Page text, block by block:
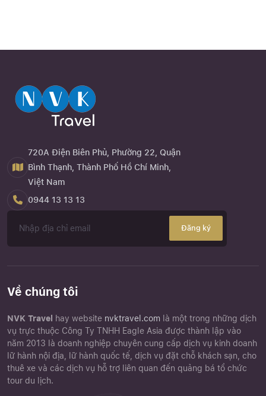
720A Điện Biên Phủ, Phường 22, Quận
Bình Thạnh, Thành Phố Hồ Chí Minh,
Việt Nam
0944 13 13 13
Đăng ký
Về chúng tôi
NVK Travel hay website nvktravel.com là một trong những dịch
vụ trực thuộc Công Ty TNHH Eagle Asia được thành lập vào
năm 2013 là doanh nghiệp chuyên cung cấp dịch vụ kinh doanh
lữ hành nội địa, lữ hành quốc tế, dịch vụ đặt chỗ khách sạn, cho
thuê xe và các dịch vụ hỗ trợ liên quan đến quảng bá tổ chức
tour du lịch.